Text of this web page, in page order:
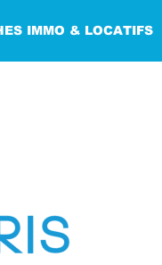
IMMO & LOCATIFS